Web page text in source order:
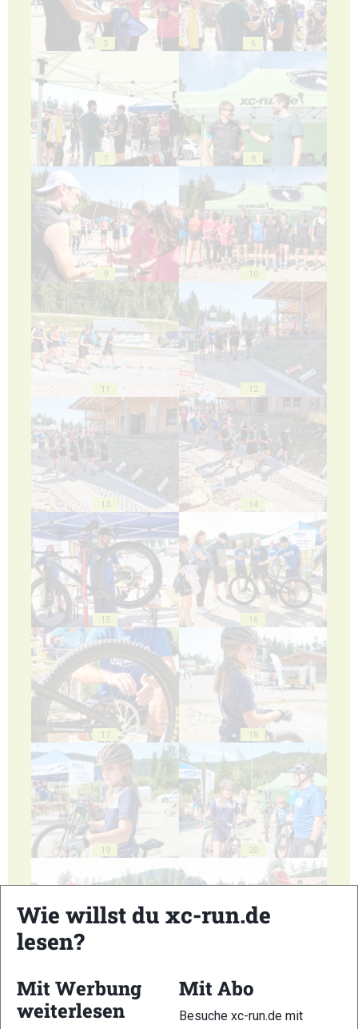
5 6
7 8
9 10
11 12
13 14
15 16
17 18
19 20
Wie willst du xc-run.de
lesen?
Mit Werbung
weiterlesen
Mit Abo
Besuche xc-run.de mit